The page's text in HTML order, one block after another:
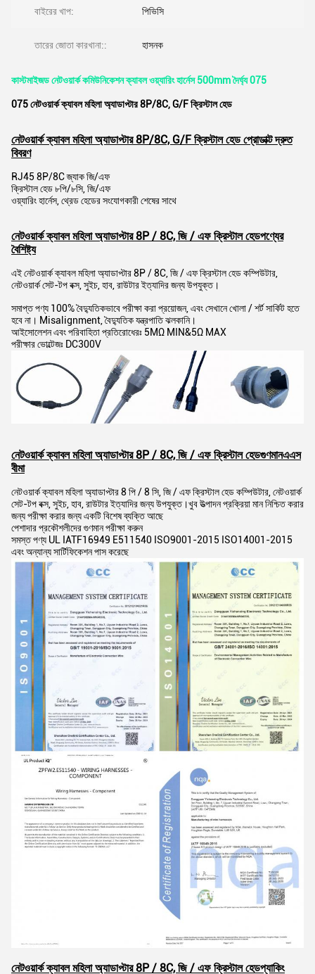
বাইরের খাপ: পিভিসি
তারের জোতা কারখানা:: হাসনক
কাস্টমাইজড নেটওয়ার্ক কমিউনিকেশন ক্যাবল ওয়্যারিং হার্নেস 500mm দৈর্ঘ্য 075
075 নেটওয়ার্ক ক্যাবল মহিলা অ্যাডাপ্টার 8P/8C, G/F ক্রিস্টাল হেড
নেটওয়ার্ক ক্যাবল মহিলা অ্যাডাপ্টার 8P/8C, G/F ক্রিস্টাল হেড প্রোডাক্ট দ্রুত
বিবরণ
RJ45 8P/8C জ্যাক জি/এফ
ক্রিস্টাল হেড ৮পি/৮সি, জি/এফ
ওয়্যারিং হার্নেস, থ্রেড হেডের সংযোগকারী শেষের সাথে
নেটওয়ার্ক ক্যাবল মহিলা অ্যাডাপ্টার 8P / 8C, জি / এফ ক্রিস্টাল হেডপণ্যের
বৈশিষ্ট্য
এই নেটওয়ার্ক ক্যাবল মহিলা অ্যাডাপ্টার 8P / 8C, জি / এফ ক্রিস্টাল হেড কম্পিউটার,
নেটওয়ার্ক সেট-টপ বক্স, সুইচ, হাব, রাউটার ইত্যাদির জন্য উপযুক্ত।
সমাপ্ত পণ্য 100% বৈদ্যুতিকভাবে পরীক্ষা করা প্রয়োজন, এবং সেখানে খোলা / শর্ট সার্কিট হতে
হবে না। Misalignment, বৈদ্যুতিক যন্ত্রপাতি ঝলকানি।
আইসোলেশন এবং পরিবাহিতা প্রতিরোধেরঃ 5MΩ MIN&5Ω MAX
পরীক্ষার ভোল্টেজঃ DC300V
নেটওয়ার্ক ক্যাবল মহিলা অ্যাডাপ্টার 8P / 8C, জি / এফ ক্রিস্টাল হেডগুণমানএএস
বীমা
নেটওয়ার্ক ক্যাবল মহিলা অ্যাডাপ্টার 8 পি / 8 সি, জি / এফ ক্রিস্টাল হেড কম্পিউটার, নেটওয়ার্ক
সেট-টপ বক্স, সুইচ, হাব, রাউটার ইত্যাদির জন্য উপযুক্ত।খুব উত্পাদন প্রক্রিয়া মান নিশ্চিত করার
জন্য পরীক্ষা করার জন্য একটি বিশেষ ব্যক্তি আছে
পেশাদার প্রকৌশলীদের গুণমান পরীক্ষা করুন
সমস্ত পণ্য UL IATF16949 E511540 ISO9001-2015 ISO14001-2015
এবং অন্যান্য সার্টিফিকেশন পাস করেছে
নেটওয়ার্ক ক্যাবল মহিলা অ্যাডাপ্টার 8P / 8C, জি / এফ ক্রিস্টাল হেডপ্যাকিং